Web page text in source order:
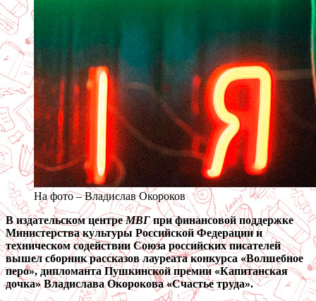
На фото – Владислав Окороков
В издательском центреМВГпри финансовой поддержке
Министерства культуры Российской Федерации и
техническом содействии Союза российских писателей
вышел сборник рассказов лауреата конкурса «Волшебное
перо», дипломанта Пушкинской премии «Капитанская
дочка»Владислава Окорокова«Счастье труда».